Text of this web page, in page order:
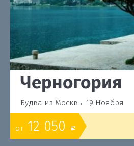
Черногория
Будва из Москвы 19 Ноября
от 12 050 o